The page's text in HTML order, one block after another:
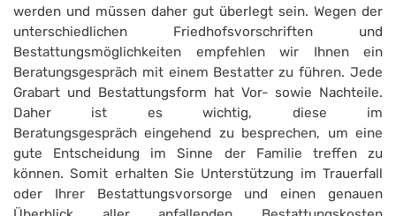
werden und müssen daher gut überlegt sein. Wegen der
unterschiedlichen Friedhofsvorschriften und
Bestattungsmöglichkeiten empfehlen wir Ihnen ein
Beratungsgespräch mit einem Bestatter zu führen. Jede
Grabart und Bestattungsform hat Vor- sowie Nachteile.
Daher ist es wichtig, diese im
Beratungsgespräch eingehend zu besprechen, um eine
gute Entscheidung im Sinne der Familie treffen zu
können. Somit erhalten Sie Unterstützung im Trauerfall
oder Ihrer Bestattungsvorsorge und einen genauen